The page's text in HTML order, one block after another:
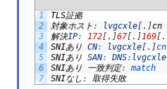
1
2
3
4
5
6
7
TLS証拠
対象ホスト : lvgcxle[ . ]cn
解決IP: 172[ . ]67[ . ]169[ .
SNIあり CN: lvgcxle[ . ]cn
SNIあり SAN: DNS: lvgcxle
SNIあり 一致判定:
match
SNIなし : 取得失敗